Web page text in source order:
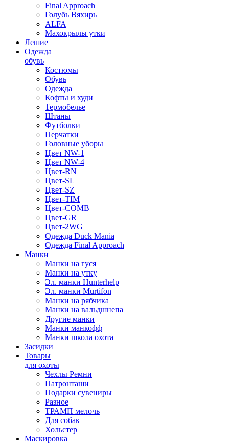
Final Approach
Голубь Вяхирь
ALFA
Махокрылы утки
Лешие
Одежда
обувь
Костюмы
Обувь
Одежда
Кофты и худи
Термобелье
Штаны
Футболки
Перчатки
Головные уборы
Цвет NW-1
Цвет NW-4
Цвет-RN
Цвет-SL
Цвет-SZ
Цвет-TIM
Цвет-COMB
Цвет-GR
Цвет-2WG
Одежда Duck Mania
Одежда Final Approach
Манки
Манки на гуся
Манки на утку
Эл. манки Hunterhelp
Эл. манки Murtifon
Манки на рябчика
Манки на вальдшнепа
Другие манки
Манки манкофф
Манки школа охота
Засидки
Товары
для охоты
Чехлы Ремни
Патронташи
Подарки сувениры
Разное
ТРАМП мелочь
Для собак
Хольстер
Маскировка